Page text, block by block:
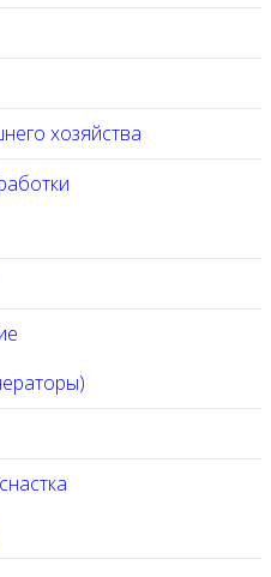
хозяйства